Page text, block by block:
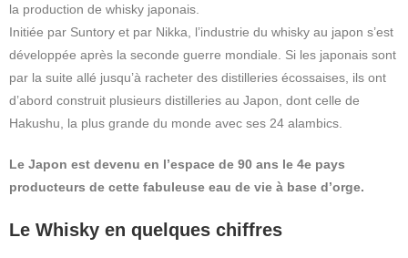
la production de whisky japonais.
Initiée par Suntory et par Nikka, l’industrie du whisky au japon s’est
développée après la seconde guerre mondiale. Si les japonais sont
par la suite allé jusqu’à racheter des distilleries écossaises, ils ont
d’abord construit plusieurs distilleries au Japon, dont celle de
Hakushu, la plus grande du monde avec ses 24 alambics.
Le Japon est devenu en l’espace de 90 ans le 4e pays
producteurs de cette fabuleuse eau de vie à base d’orge.
Le Whisky en quelques chiffres